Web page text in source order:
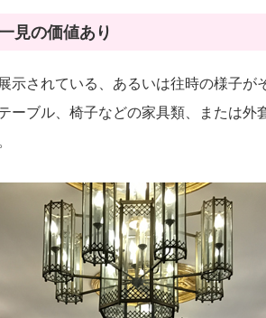
見の価値あり
示されている、あるいは往時の様子が
ーブル、椅子などの家具類、または外